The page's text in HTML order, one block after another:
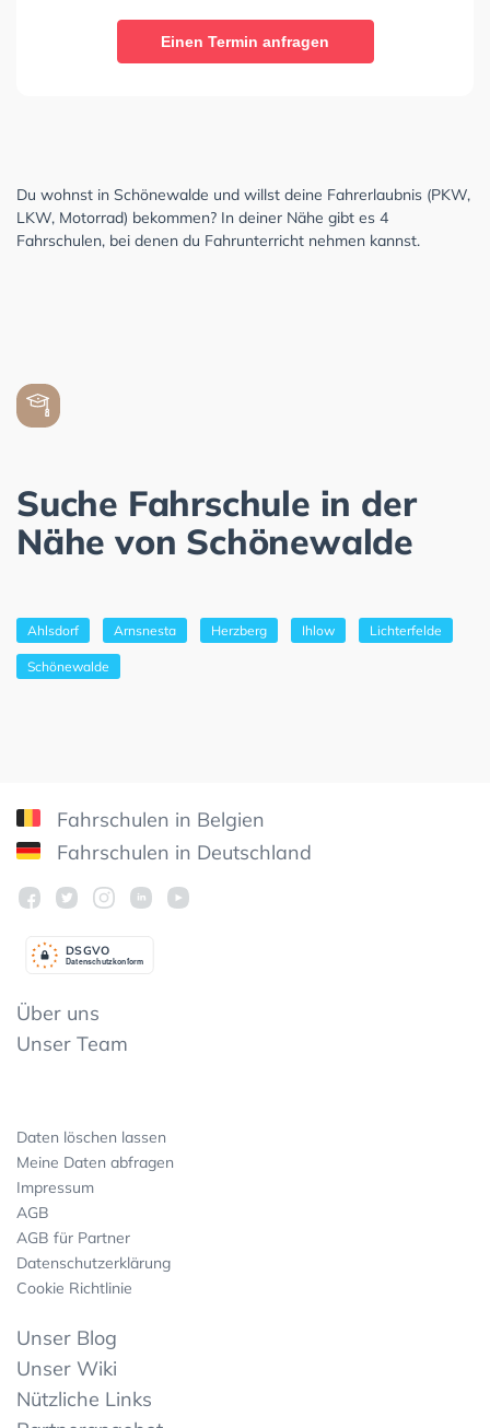
Einen Termin anfragen
Du wohnst in Schönewalde und willst deine Fahrerlaubnis (PKW,
LKW, Motorrad) bekommen? In deiner Nähe gibt es 4
Fahrschulen, bei denen du Fahrunterricht nehmen kannst.
Suche Fahrschule in der
Nähe von Schönewalde
Ahlsdorf Arnsnesta Herzberg Ihlow Lichterfelde
Schönewalde
Fahrschulen in Belgien
Fahrschulen in Deutschland
Datenschutzkonform
DSGVO
Über uns
Unser Team
Daten löschen lassen
Meine Daten abfragen
Impressum
AGB
AGB für Partner
Datenschutzerklärung
Cookie Richtlinie
Unser Blog
Unser Wiki
Nützliche Links